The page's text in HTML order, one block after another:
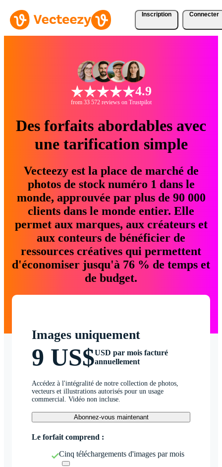
Inscription Connecter
4.9
from 33 572 reviews on Trustpilot
Des forfaits abordables avec
une tarification simple
Vecteezy est la place de marché de
photos de stock numéro 1 dans le
monde, approuvée par plus de 90 000
clients dans le monde entier. Elle
permet aux marques, aux créateurs et
aux conteurs de bénéficier de
ressources créatives qui permettent
d'économiser jusqu'à 76 % de temps et
de budget.
Images uniquement
9 US$USD par mois facturé
annuellement
Accédez à l'intégralité de notre collection de photos,
vecteurs et illustrations autorisés pour un usage
commercial. Vidéo non incluse.
Abonnez-vous maintenant
Le forfait comprend :
Cinq téléchargements d'images par mois